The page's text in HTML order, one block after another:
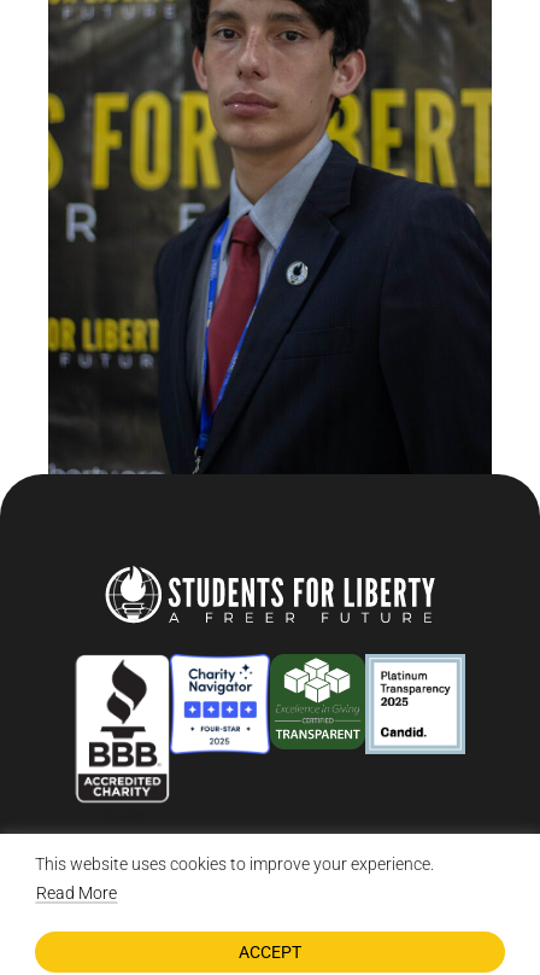
This website uses cookies to improve your experience.
Read More
ACCEPT
© 2026 Students For Liberty, All Rights Reserved
DONATE NOW